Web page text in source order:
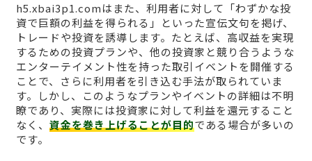
h5.xbai3p1.comはまた、利用者に対して「わずかな投
資で巨額の利益を得られる」といった宣伝文句を掲げ、
トレードや投資を誘導します。たとえば、高収益を実現
するための投資プランや、他の投資家と競り合うような
エンターテイメント性を持った取引イベントを開催する
ことで、さらに利用者を引き込む手法が取られていま
す。しかし、このようなプランやイベントの詳細は不明
瞭であり、実際には投資家に対して利益を還元すること
なく、 資金を巻き上げることが目的である場合が多いの
です。